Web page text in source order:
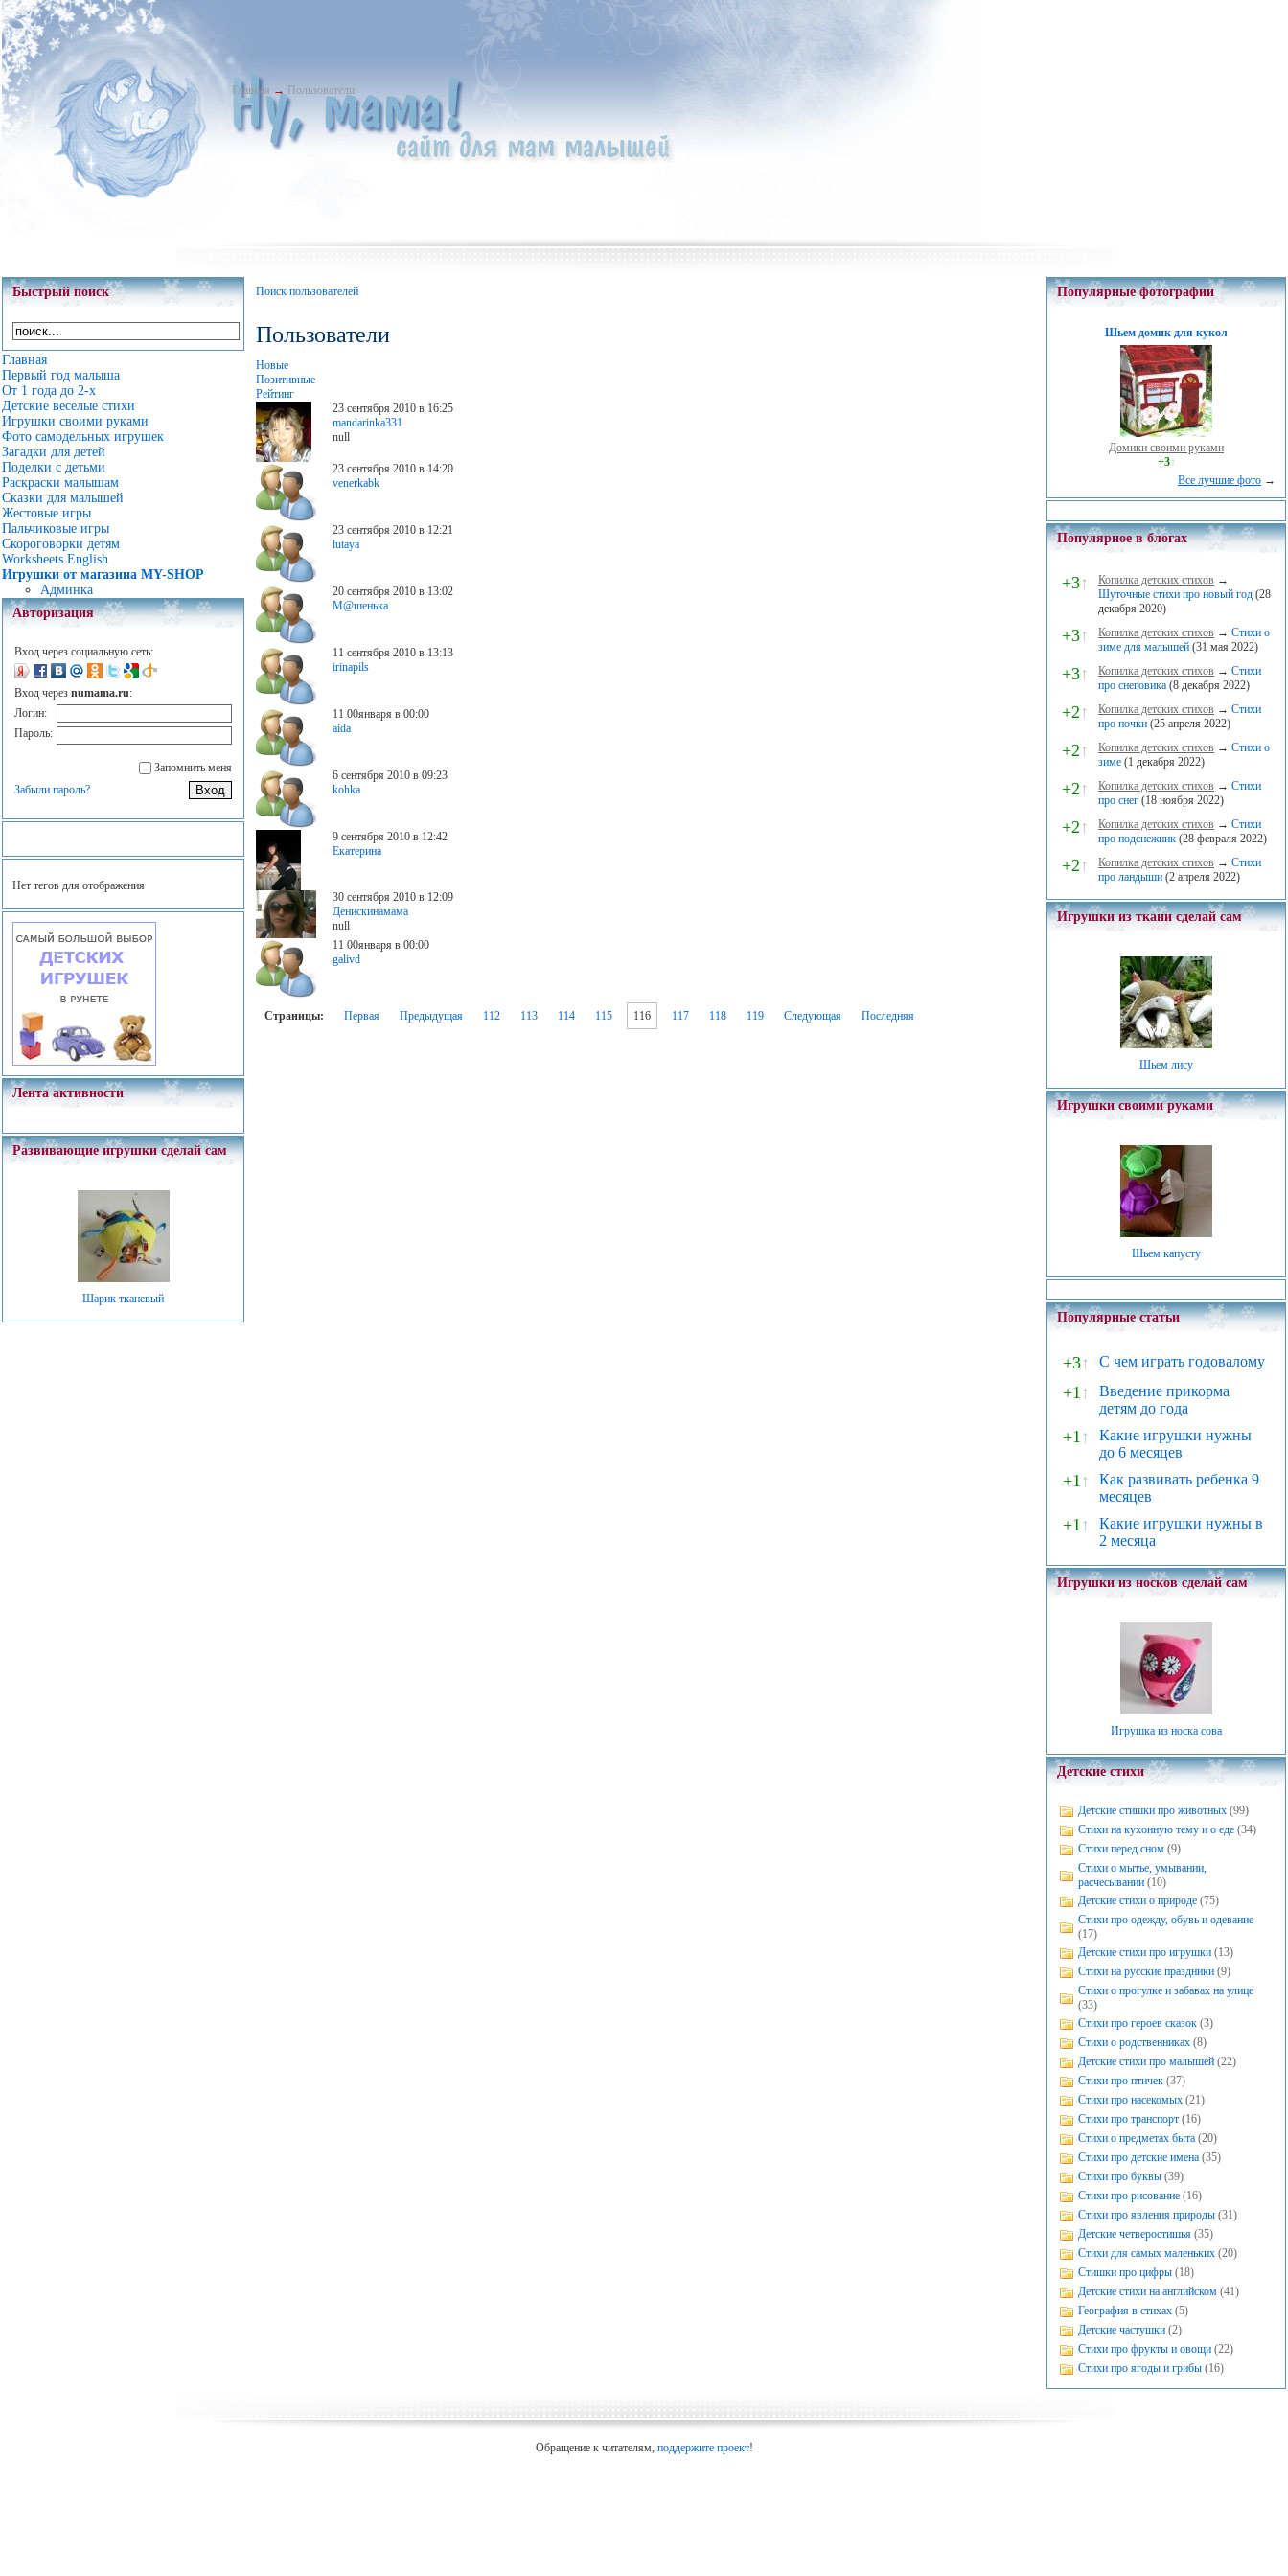
Главная → Пользователи
Быстрый поиск
Главная
Первый год малыша
От 1 года до 2-х
Детские веселые стихи
Игрушки своими руками
Фото самодельных игрушек
Загадки для детей
Поделки с детьми
Раскраски малышам
Сказки для малышей
Жестовые игры
Пальчиковые игры
Скороговорки детям
Worksheets English
Игрушки от магазина MY-SHOP
Админка
Авторизация
Вход через социальную сеть:
Вход через numama.ru:
Логин:
Пароль:
Запомнить меня
Забыли пароль?
Нет тегов для отображения
Лента активности
Развивающие игрушки сделай сам
Шарик тканевый
Поиск пользователей
Пользователи
Новые
Позитивные
Рейтинг
23 сентября 2010 в 16:25
mandarinka331
null
23 сентября 2010 в 14:20
venerkabk
23 сентября 2010 в 12:21
lutaya
20 сентября 2010 в 13:02
М@шенька
11 сентября 2010 в 13:13
irinapils
11 00января в 00:00
aida
6 сентября 2010 в 09:23
kohka
9 сентября 2010 в 12:42
Екатерина
30 сентября 2010 в 12:09
Денискинамама
null
11 00января в 00:00
galivd
Страницы: Первая Предыдущая 112 113 114 115 116 117 118 119 Следующая Последняя
Популярные фотографии
Шьем домик для кукол
Домики своими руками
+3↑
Все лучшие фото →
Популярное в блогах
+3↑ Копилка детских стихов →
Шуточные стихи про новый год (28
декабря 2020)
+3↑ Копилка детских стихов → Стихи о
зиме для малышей (31 мая 2022)
+3↑ Копилка детских стихов → Стихи
про снеговика (8 декабря 2022)
+2↑ Копилка детских стихов → Стихи
про почки (25 апреля 2022)
+2↑ Копилка детских стихов → Стихи о
зиме (1 декабря 2022)
+2↑ Копилка детских стихов → Стихи
про снег (18 ноября 2022)
+2↑ Копилка детских стихов → Стихи
про подснежник (28 февраля 2022)
+2↑ Копилка детских стихов → Стихи
про ландыши (2 апреля 2022)
Игрушки из ткани сделай сам
Шьем лису
Игрушки своими руками
Шьем капусту
Популярные статьи
+3↑ С чем играть годовалому
+1↑
Введение прикорма
детям до года
+1↑
Какие игрушки нужны
до 6 месяцев
+1↑
Как развивать ребенка 9
месяцев
+1↑
Какие игрушки нужны в
2 месяца
Игрушки из носков сделай сам
Игрушка из носка сова
Детские стихи
Детские стишки про животных (99)
Стихи на кухонную тему и о еде (34)
Стихи перед сном (9)
Стихи о мытье, умывании,
расчесывании (10)
Детские стихи о природе (75)
Стихи про одежду, обувь и одевание
(17)
Детские стихи про игрушки (13)
Стихи на русские праздники (9)
Стихи о прогулке и забавах на улице
(33)
Стихи про героев сказок (3)
Стихи о родственниках (8)
Детские стихи про малышей (22)
Стихи про птичек (37)
Стихи про насекомых (21)
Стихи про транспорт (16)
Стихи о предметах быта (20)
Стихи про детские имена (35)
Стихи про буквы (39)
Стихи про рисование (16)
Стихи про явления природы (31)
Детские четверостишья (35)
Стихи для самых маленьких (20)
Стишки про цифры (18)
Детские стихи на английском (41)
География в стихах (5)
Детские частушки (2)
Стихи про фрукты и овощи (22)
Стихи про ягоды и грибы (16)
Обращение к читателям, поддержите проект!